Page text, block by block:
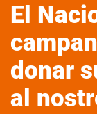
El
donar
al